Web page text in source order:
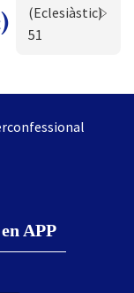
(Eclesiàstic)
51
APP